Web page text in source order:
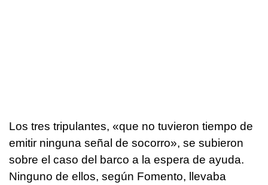
Los tres tripulantes, «que no tuvieron tiempo de
emitir ninguna señal de socorro», se subieron
sobre el caso del barco a la espera de ayuda.
Ninguno de ellos, según Fomento, llevaba